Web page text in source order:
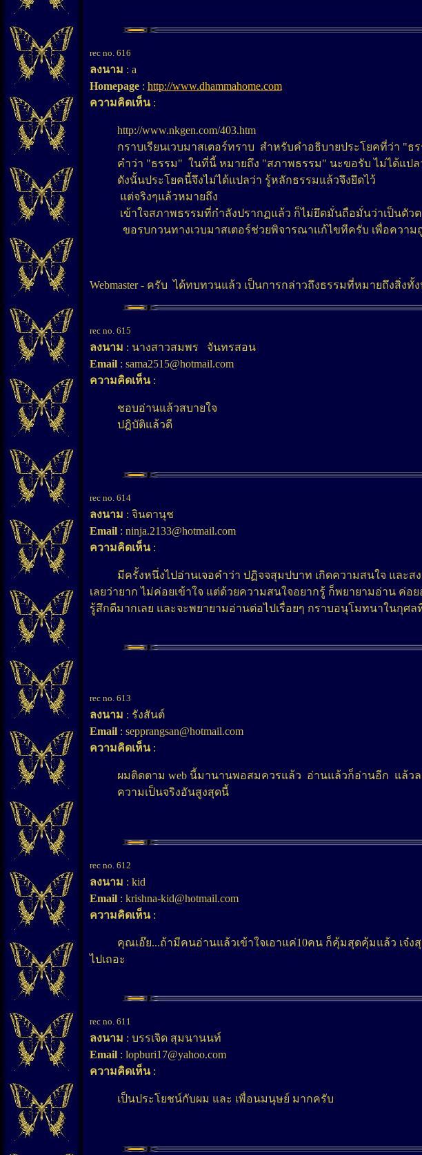
rec no. 616
ลงนาม : a
Homepage: http://www.dhammahome.com
ความคิดเห็น:
http://www.nkgen.com/403.htm
กราบเรียนเวบมาสเตอร์ทราบ สำหรับคำอธิบายประโยคที่ว่า "ธ
คำว่า "ธรรม" ในที่นี้ หมายถึง "สภาพธรรม" นะขอรับ ไม่ได้แปล
ดังนั้นประโยคนี้จึงไม่ได้แปลว่า รู้หลักธรรมแล้วจึงยึดไว้
แต่จริงๆแล้วหมายถึง
เข้าใจสภาพธรรมที่กำลังปรากฏแล้ว ก็ไม่ยึดมั่นถือมั่นว่าเป็นตัว
ขอรบกวนทางเวบมาสเตอร์ช่วยพิจารณาแก้ไขทีครับ เพื่อความ
Webmaster - ครับ ได้ทบทวนแล้ว เป็นการกล่าวถึงธรรมที่หมายถึง
rec no. 615
ลงนาม : นางสาวสมพร จันทรสอน
Email: sama2515@hotmail.com
ความคิดเห็น:
ชอบอ่านแล้วสบายใจ
ปฎิบัติแล้วดี
rec no. 614
ลงนาม : จินดานุช
Email: ninja.2133@hotmail.com
ความคิดเห็น:
มีครั้งหนึ่งไปอ่านเจอคำว่า ปฏิจจสุมปบาท เกิดความสนใจ และสงสั
เลยว่ายาก ไม่ค่อยเข้าใจ แต่ด้วยความสนใจอยากรู้ ก็พยายามอ่าน ค่อ
รู้สึกดีมากเลย และจะพยายามอ่านต่อไปเรื่อยๆ กราบอนุโมทนาในกุศ
rec no. 613
ลงนาม : รังสันต์
Email: sepprangsan@hotmail.com
ความคิดเห็น:
ผมติดตาม web นี้มานานพอสมควรแล้ว อ่านแล้วก็อ่านอีก แ
ความเป็นจริงอันสูงสุดนี้
rec no. 612
ลงนาม : kid
Email: krishna-kid@hotmail.com
ความคิดเห็น:
คุณเอ๊ย...ถ้ามีคนอ่านแล้วเข้าใจเอาแค่10คน ก็คุ้มสุดคุ้มแล้ว เจ๋งสุด
ไปเถอะ
rec no. 611
ลงนาม : บรรเจิด สุมนานนท์
Email: lopburi17@yahoo.com
ความคิดเห็น:
เป็นประโยชน์กับผม และ เพื่อนมนุษย์ มากครับ